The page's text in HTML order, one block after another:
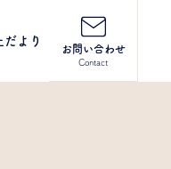
だより
お問い合わせ
Contact